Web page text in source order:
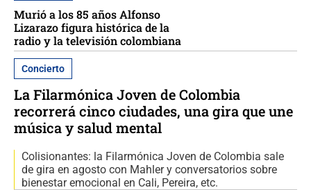
Murió a los 85 años Alfonso
Lizarazo figura histórica de la
radio y la televisión colombiana
Concierto
La Filarmónica Joven de Colombia
recorrerá cinco ciudades, una gira que une
música y salud mental
Colisionantes: la Filarmónica Joven de Colombia sale
de gira en agosto con Mahler y conversatorios sobre
bienestar emocional en Cali, Pereira, etc.